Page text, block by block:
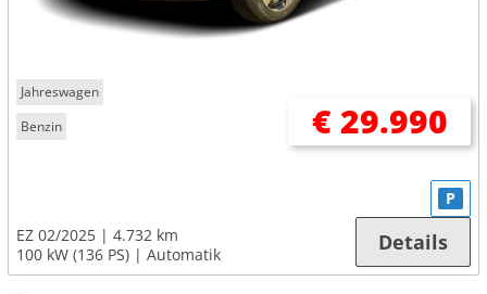
Jahreswagen
Benzin
€ 29.990
EZ 02/2025
4.732 km
100 kW (136 PS)
Automatik
P
Details